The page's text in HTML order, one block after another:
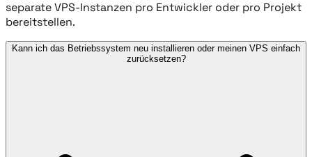
separate VPS-Instanzen pro Entwickler oder pro Projekt
bereitstellen.
Kann ich das Betriebssystem neu installieren oder meinen VPS einfach
zurücksetzen?